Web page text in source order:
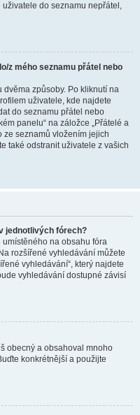
do seznamu nepřátel,
z mého seznamu přátel nebo
způsoby. Po kliknutí na
uživatele, kde najdete
do seznamu přátel nebo
panelu“ na záložce „Přátelé a
ze seznamů vložením jejich
také odstranit uživatele z vašich
jednotlivých fórech?
na obsahu fóra
rozšířené vyhledávání můžete
vyhledávání“, který najdete
vyhledávání dostupné závisí
obecný a obsahoval mnoho
konkrétnější a použijte